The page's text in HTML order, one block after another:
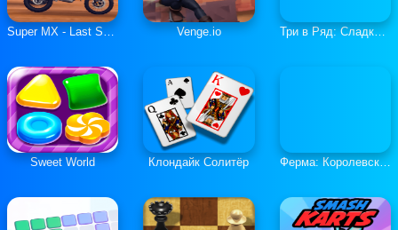
Super MX - Last Season Venge.io Три в Ряд: Сладкие Загадки
Sweet World Клондайк Солитёр Ферма: Королевская История